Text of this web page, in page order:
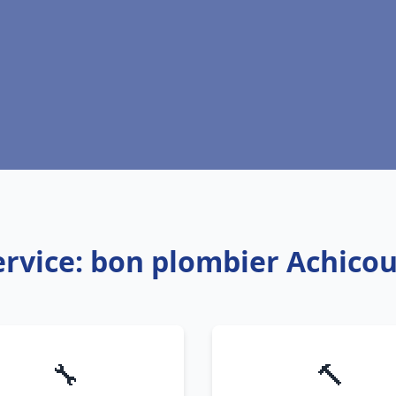
bon plombier
🔧 🔨